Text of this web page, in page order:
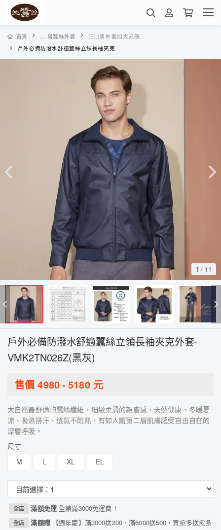
首頁 ... 男蠶絲外套
(EL)男外套加大尺碼
戶外必備防潑水舒適蠶絲立領長袖夾克外套-VMK2TN026Z(黑灰)
1 / 11
戶外必備防潑水舒適蠶絲立領長袖夾克外套-
VMK2TN026Z(黑灰)
售價4980- 5180元
大自然最舒適的蠶絲纖維，細緻柔滑的親膚感，天然健康、冬暖夏
涼、吸濕排汗、透氣不悶熱，有如人體第二層肌膚感受自由自在的
深層呼吸。
尺寸
M
L XL EL
全店 滿額免運全館滿3000免運費！
全店 滿額贈 【週年慶】滿3000送200、滿6000送500，買愈多送愈多